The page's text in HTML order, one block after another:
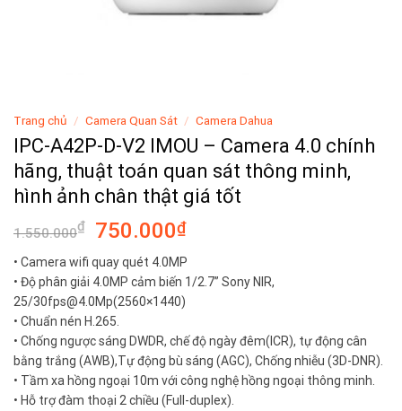
Trang chủ / Camera Quan Sát / Camera Dahua
IPC-A42P-D-V2 IMOU – Camera 4.0 chính
hãng, thuật toán quan sát thông minh,
hình ảnh chân thật giá tốt
1.550.000₫
Giá
là:
1.550.000₫.
750.000₫Giá
hiện
tại
là:
• Camera wifi quay quét 4.0MP
• Độ phân giải 4.0MP cảm biến 1/2.7” Sony NIR,
25/30fps@4.0Mp(2560×1440)
• Chuẩn nén H.265.
• Chống ngược sáng DWDR, chế độ ngày đêm(ICR), tự động cân
bằng trắng (AWB),Tự động bù sáng (AGC), Chống nhiễu (3D-DNR).
• Tầm xa hồng ngoại 10m với công nghệ hồng ngoại thông minh.
• Hỗ trợ đàm thoại 2 chiều (Full-duplex).